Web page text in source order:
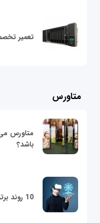
تعمیر
متاورس
متاورس
باشد؟
10 روند برتر تجارت و فناوری در سال 2022